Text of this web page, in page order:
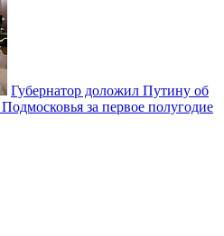
Губернатор доложил Путину об
за первое полугодие